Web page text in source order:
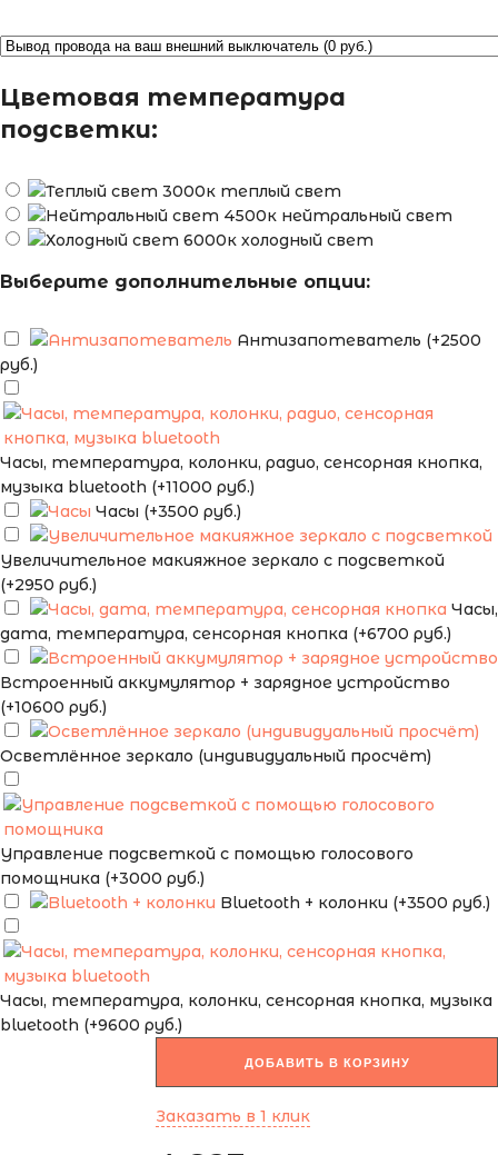
Цветовая температура
подсветки:
теплый свет
нейтральный свет
холодный свет
Выберите дополнительные опции:
Антизапотеватель (+2500
руб.)
Часы, температура, колонки, радио, сенсорная кнопка,
музыка bluetooth (+11000 руб.)
Часы (+3500 руб.)
Увеличительное макияжное зеркало с подсветкой
(+2950 руб.)
Часы,
дата, температура, сенсорная кнопка (+6700 руб.)
Встроенный аккумулятор + зарядное устройство
(+10600 руб.)
Осветлённое зеркало (индивидуальный просчёт)
Управление подсветкой с помощью голосового
помощника (+3000 руб.)
Bluetooth + колонки (+3500 руб.)
Часы, температура, колонки, сенсорная кнопка, музыка
bluetooth (+9600 руб.)
ДОБАВИТЬ В КОРЗИНУ
Заказать в 1 клик